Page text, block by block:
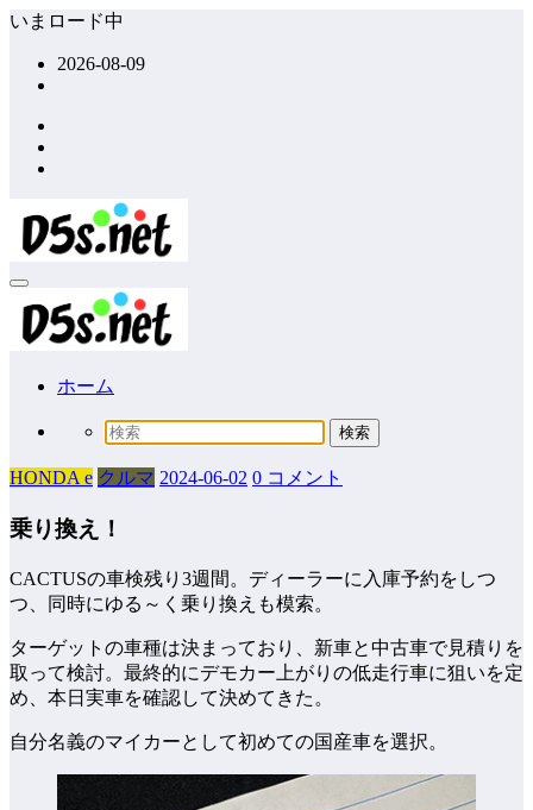
コ
ッ
プ
いまロード中
2026-08-09
ホーム
HONDA e クルマ 2024-06-02 0 コメント
乗り換え！
CACTUSの車検残り3週間。ディーラーに入庫予約をしつ
つ、同時にゆる～く乗り換えも模索。
ターゲットの車種は決まっており、新車と中古車で見積りを
取って検討。最終的にデモカー上がりの低走行車に狙いを定
め、本日実車を確認して決めてきた。
自分名義のマイカーとして初めての国産車を選択。